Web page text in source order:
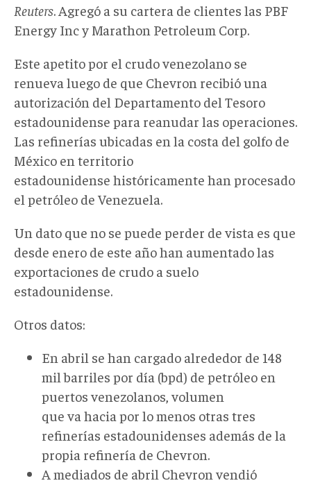
Reuters. Agregó a su cartera de clientes las PBF
Energy Inc y Marathon Petroleum Corp.
Este apetito por el crudo venezolano se
renueva luego de que Chevron recibió una
autorización del Departamento del Tesoro
estadounidense para reanudar las operaciones.
Las refinerías ubicadas en la costa del golfo de
México en territorio
estadounidense históricamente han procesado
el petróleo de Venezuela.
Un dato que no se puede perder de vista es que
desde enero de este año han aumentado las
exportaciones de crudo a suelo
estadounidense.
Otros datos:
En abril se han cargado alrededor de 148
mil barriles por día (bpd) de petróleo en
puertos venezolanos, volumen
que va hacia por lo menos otras tres
refinerías estadounidenses además de la
propia refinería de Chevron.
A mediados de abril Chevron vendió